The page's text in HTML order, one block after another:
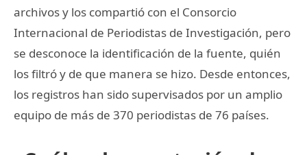
archivos y los compartió con el Consorcio
Internacional de Periodistas de Investigación, pero
se desconoce la identificación de la fuente, quién
los filtró y de que manera se hizo. Desde entonces,
los registros han sido supervisados por un amplio
equipo de más de 370 periodistas de 76 países.